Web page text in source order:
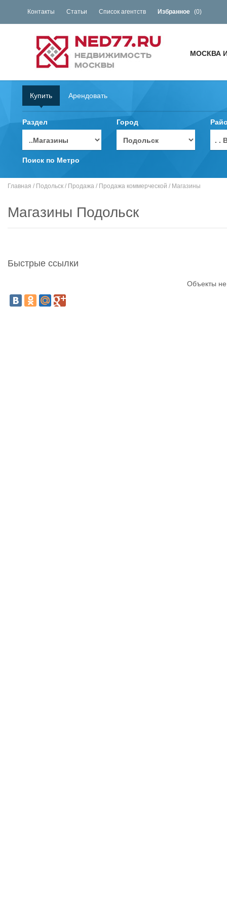
Контакты Статьи Список агентств Избранное (0)
МОСКВА
Купить Арендовать
Раздел Город
. .
Поиск по Метро
Главная / Подольск / Продажа / Продажа коммерческой / Магазины
Магазины Подольск
Быстрые ссылки
Объекты